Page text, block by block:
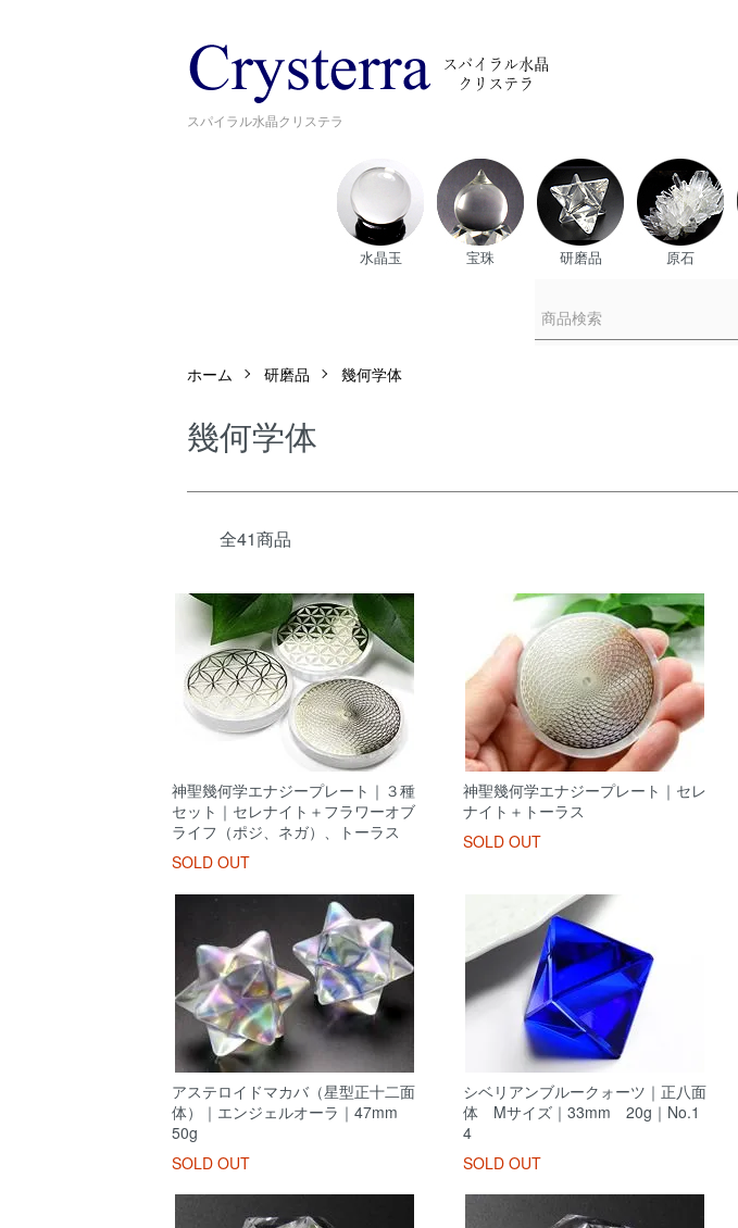
スパイラル水晶クリステラ
水晶玉 宝珠 研磨品 原石
ホーム 研磨品 幾何学体
幾何学体
全41商品
神聖幾何学エナジープレート｜３種
セット｜セレナイト＋フラワーオブ
ライフ（ポジ、ネガ）、トーラス
SOLD OUT
神聖幾何学エナジープレート｜セレ
ナイト＋トーラス
SOLD OUT
アステロイドマカバ（星型正十二面
体）｜エンジェルオーラ｜47mm
50g
SOLD OUT
シベリアンブルークォーツ｜正八面
体 Mサイズ｜33mm 20g｜No.1
4
SOLD OUT